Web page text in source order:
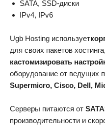
SATA, SSD-диски
IPv4, IPv6
Ugb Hosting использует
для своих пакетов
кастомизировать
оборудование от ведущих
Supermicro, Cisco, Dell,
Серверы питаются от
производительности и